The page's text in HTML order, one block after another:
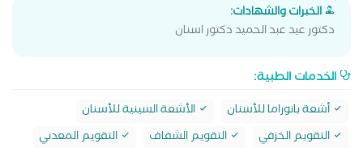
الخبرات والشهادات:
دكتور عيد عبد الحميد دكتور اسنان
الخدمات الطبية:
أشعة بانوراما للأسنان
الأشعة السينية للأسنان
التقويم الخزفي
التقويم الشفاف
التقويم المعدني